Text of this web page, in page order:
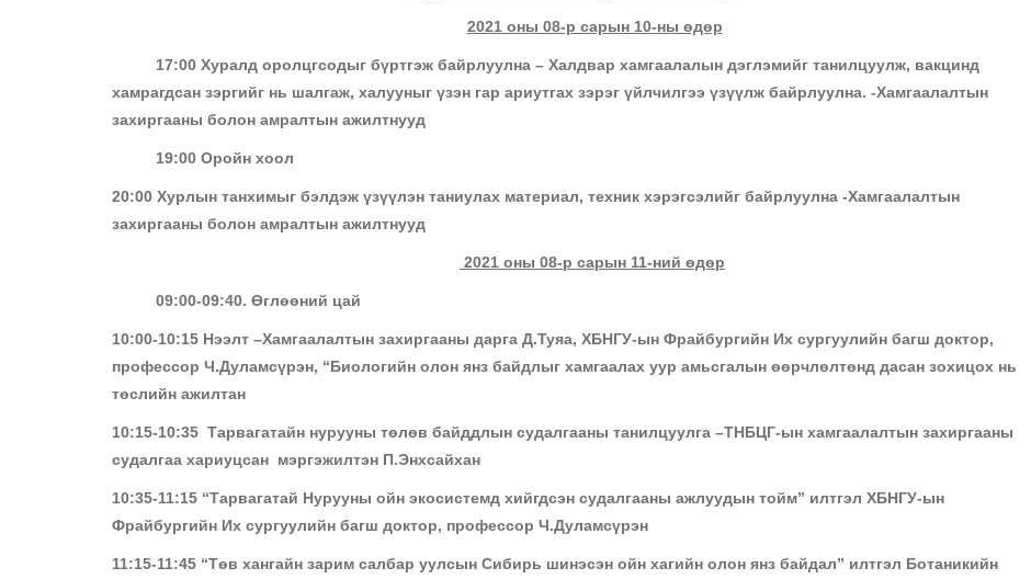
2021 оны 08-р сарын 10-ны өдөр
17:00 Хуралд оролцгсодыг бүртгэж байрлуулна – Халдвар хамгаалалын дэглэмийг танилцуулж, вакцинд
хамрагдсан зэргийг нь шалгаж, халууныг үзэн гар ариутгах зэрэг үйлчилгээ үзүүлж байрлуулна. -Хамгаалалтын
захиргааны болон амралтын ажилтнууд
19:00 Оройн хоол
20:00 Хурлын танхимыг бэлдэж үзүүлэн таниулах материал, техник хэрэгсэлийг байрлуулна -Хамгаалалтын
захиргааны болон амралтын ажилтнууд
2021 оны 08-р сарын 11-ний өдөр
09:00-09:40. Өглөөний цай
10:00-10:15 Нээлт –Хамгаалалтын захиргааны дарга Д.Туяа, ХБНГУ-ын Фрайбургийн Их сургуулийн багш доктор,
профессор Ч.Дуламсүрэн, “Биологийн олон янз байдлыг хамгаалах уур амьсгалын өөрчлөлтөнд дасан зохицох нь
төслийн ажилтан
10:15-10:35 Тарвагатайн нурууны төлөв байддлын судалгааны танилцуулга –ТНБЦГ-ын хамгаалалтын захиргааны
судалгаа хариуцсан мэргэжилтэн П.Энхсайхан
10:35-11:15 “Тарвагатай Нурууны ойн экосистемд хийгдсэн судалгааны ажлуудын тойм” илтгэл ХБНГУ-ын
Фрайбургийн Их сургуулийн багш доктор, профессор Ч.Дуламсүрэн
11:15-11:45 “Төв хангайн зарим салбар уулсын Сибирь шинэсэн ойн хагийн олон янз байдал” илтгэл Ботаникийн